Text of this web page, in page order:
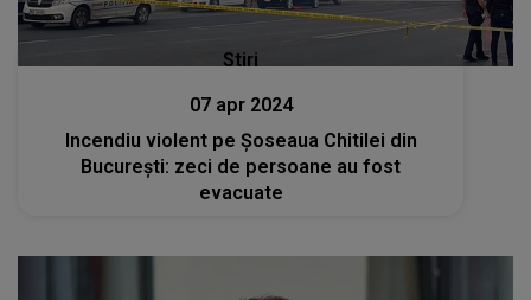
Stiri
07 apr 2024
Incendiu violent pe Șoseaua Chitilei din
București: zeci de persoane au fost
evacuate